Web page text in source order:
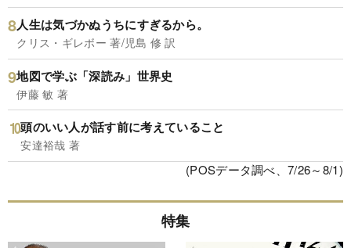
人生は気づかぬうちにすぎるから。
クリス・ギレボー 著/児島 修 訳
地図で学ぶ「深読み」世界史
伊藤 敏 著
頭のいい人が話す前に考えていること
安達裕哉 著
(POSデータ調べ、7/26～8/1)
特集